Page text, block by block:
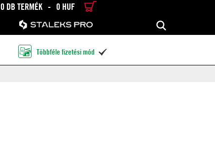
0 DB TERMÉK - 0 HUF
RÉSZLETES KERESÉS KERESÉS
Többféle fizetési mód 